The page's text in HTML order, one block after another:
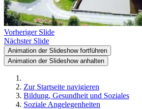
Vorheriger Slide
Nächster Slide
Animation der Slideshow fortführen
Animation der Slideshow anhalten
Zur Startseite navigieren
Bildung, Gesundheit und Soziales
Soziale Angelegenheiten